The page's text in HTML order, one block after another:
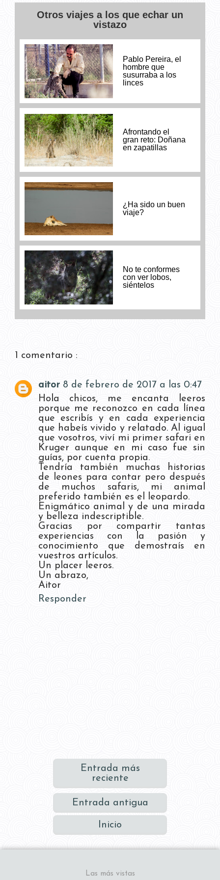
Otros viajes a los que echar un
vistazo
Pablo Pereira, el
hombre que
susurraba a los
linces
Afrontando el
gran reto: Doñana
en zapatillas
¿Ha sido un buen
viaje?
No te conformes
con ver lobos,
siéntelos
1 comentario :
aitor 8 de febrero de 2017 a las 0:47
Hola chicos, me encanta leeros
porque me reconozco en cada línea
que escribís y en cada experiencia
que habeís vivido y relatado. Al igual
que vosotros, viví mi primer safari en
Kruger aunque en mi caso fue sin
guías, por cuenta propia.
Tendría también muchas historias
de leones para contar pero después
de muchos safaris, mi animal
preferido también es el leopardo.
Enigmático animal y de una mirada
y belleza indescriptible.
Gracias por compartir tantas
experiencias con la pasión y
conocimiento que demostraís en
vuestros artículos.
Un placer leeros.
Un abrazo,
Aitor
Responder
Entrada más
reciente
Entrada antigua
Inicio
Las más vistas